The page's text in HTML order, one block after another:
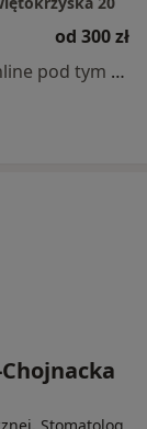
od 300 zł
Specjalista nie oferuje umawiania online pod tym adresem.
Stomatolog